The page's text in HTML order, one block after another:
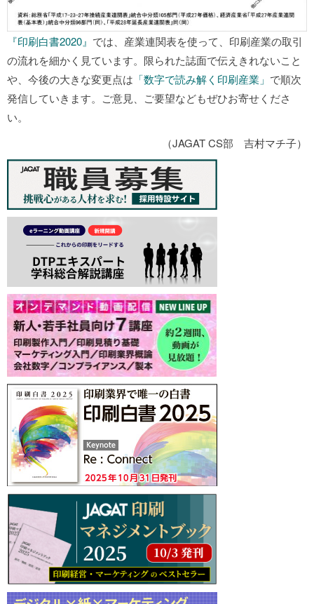
『印刷白書2020』 では、産業連関表を使って、印刷産業の取引
の流れを細かく見ています。限られた誌面で伝えきれないこと
や、今後の大きな変更点は 「数字で読み解く印刷産業」 で順次
発信していきます。ご意見、ご要望などもぜひお寄せくださ
い。
（JAGAT CS部 吉村マチ子）